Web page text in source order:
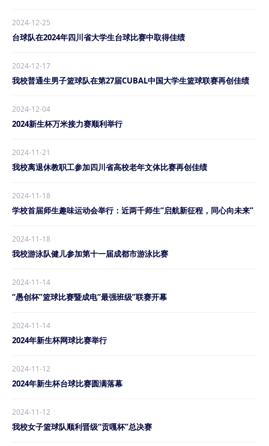
2024-12-25
台球队在2024年四川省大学生台球比赛中取得佳绩
2024-12-17
我校普通生男子篮球队在第27届CUBAL中国大学生篮球联赛再创佳绩
2024-12-04
2024新生杯万米接力赛顺利举行
2024-11-21
我校离退休教职工参加四川省高校老年文体比赛再创佳绩
2024-11-18
学校首届师生趣味运动会举行：近两千师生“启航新征程，同心向未来”
2024-11-18
我校游泳队健儿参加第十一届成都市游泳比赛
2024-11-14
“愚创杯”篮球比赛暨成电“最强班级”联赛开幕
2024-11-14
2024年新生杯网球比赛举行
2024-11-12
2024年新生杯台球比赛圆满落幕
2024-11-12
我校女子篮球队顺利晋级“贡嘎杯”总决赛